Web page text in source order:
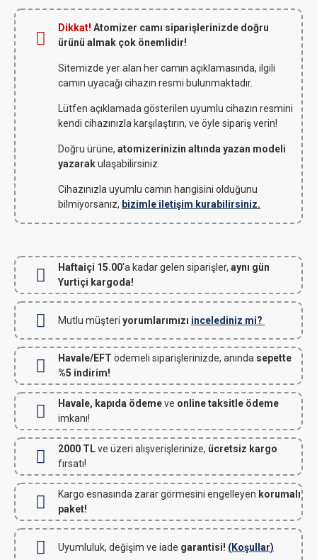
Dikkat! Atomizer camı siparişlerinizde doğru
ürünü almak çok önemlidir!
Sitemizde yer alan her camın açıklamasında, ilgili
camın uyacağı cihazın resmi bulunmaktadır.
Lütfen açıklamada gösterilen uyumlu cihazın resmini
kendi cihazınızla karşılaştırın, ve öyle sipariş verin!
Doğru ürüne, atomizerinizin altında yazan modeli
yazarakulaşabilirsiniz.
Cihazınızla uyumlu camın hangisini olduğunu
bilmiyorsanız, bizimle iletişim kurabilirsiniz.
Haftaiçi 15.00'a kadar gelen siparişler, aynı gün
Yurtiçi kargoda!
Mutlu müşteri yorumlarımızı incelediniz mi?
Havale/EFT ödemeli siparişlerinizde, anında sepette
%5 indirim!
Havale, kapıda ödemeve online taksitle ödeme
imkanı!
2000 TLve üzeri alışverişlerinize, ücretsiz kargo
fırsatı!
Kargo esnasında zarar görmesini engelleyen korumalı
paket!
Uyumluluk, değişim ve iade garantisi! (Koşullar)